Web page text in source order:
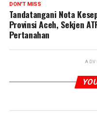
DON'T MISS
Tandatangani Nota
Provinsi Aceh, Sekjen
Pertanahan